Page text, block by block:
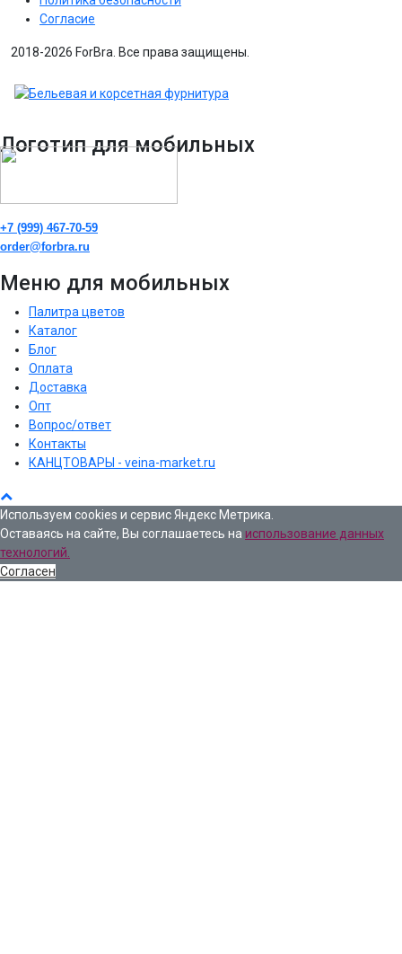
Согласие
2018-2026 ForBra. Все права защищены.
Логотип для мобильных
+7 (999) 467-70-59
order@forbra.ru
Меню для мобильных
Палитра цветов
Каталог
Блог
Оплата
Доставка
Опт
Вопрос/ответ
Контакты
КАНЦТОВАРЫ - veina-market.ru
Используем cookies и сервис Яндекс Метрика.
Оставаясь на сайте, Вы соглашаетесь на использование данных
технологий.
Согласен